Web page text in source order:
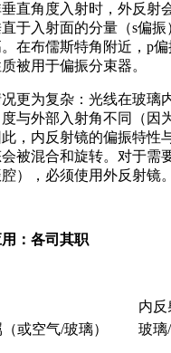
直角度入射时，外反射
于入射面的分量（s偏
在布儒斯特角附近，p偏
被用于偏振分束器。
更为复杂：光线在玻璃
与外部入射角不同（因
，内反射镜的偏振特性
被混合和旋转。对于需
），必须使用外反射镜。
：各司其职
内反
或空气/玻璃） 玻璃/